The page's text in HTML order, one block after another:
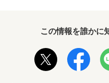
この情報を誰かに